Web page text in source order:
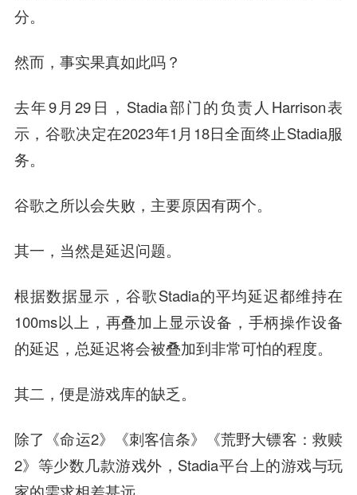
分。
然而，事实果真如此吗？
去年9月29日，Stadia部门的负责人Harrison表
示，谷歌决定在2023年1月18日全面终止Stadia服
务。
谷歌之所以会失败，主要原因有两个。
其一，当然是延迟问题。
根据数据显示，谷歌Stadia的平均延迟都维持在
100ms以上，再叠加上显示设备，手柄操作设备
的延迟，总延迟将会被叠加到非常可怕的程度。
其二，便是游戏库的缺乏。
除了《命运2》《刺客信条》《荒野大镖客：救赎
2》等少数几款游戏外，Stadia平台上的游戏与玩
家的需求相差甚远。